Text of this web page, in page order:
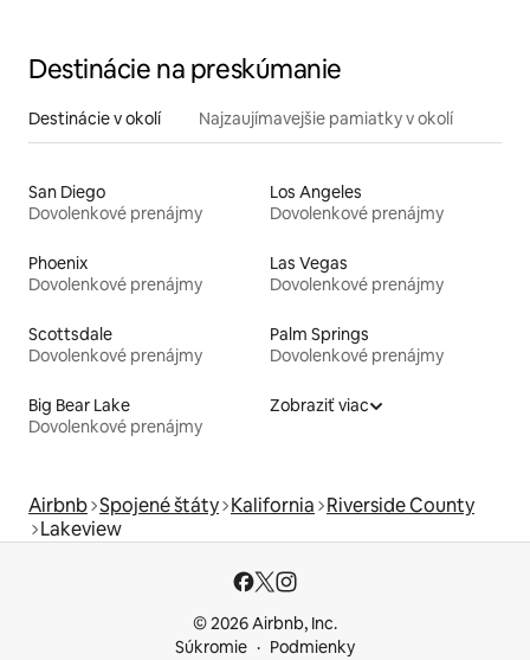
Destinácie na preskúmanie
Destinácie v okolí Najzaujímavejšie pamiatky v okolí
San Diego
Dovolenkové prenájmy
Los Angeles
Dovolenkové prenájmy
Phoenix
Dovolenkové prenájmy
Las Vegas
Dovolenkové prenájmy
Scottsdale
Dovolenkové prenájmy
Palm Springs
Dovolenkové prenájmy
Big Bear Lake
Dovolenkové prenájmy
Zobraziť viac
Airbnb Spojené štáty Kalifornia Riverside County
Lakeview
© 2026 Airbnb, Inc.
Súkromie
Podmienky